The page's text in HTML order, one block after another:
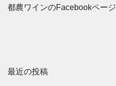
都農ワインのFacebookページ
最近の投稿